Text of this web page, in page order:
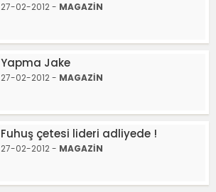
27-02-2012 - MAGAZİN
Yapma Jake
27-02-2012 - MAGAZİN
Fuhuş çetesi lideri adliyede !
27-02-2012 - MAGAZİN